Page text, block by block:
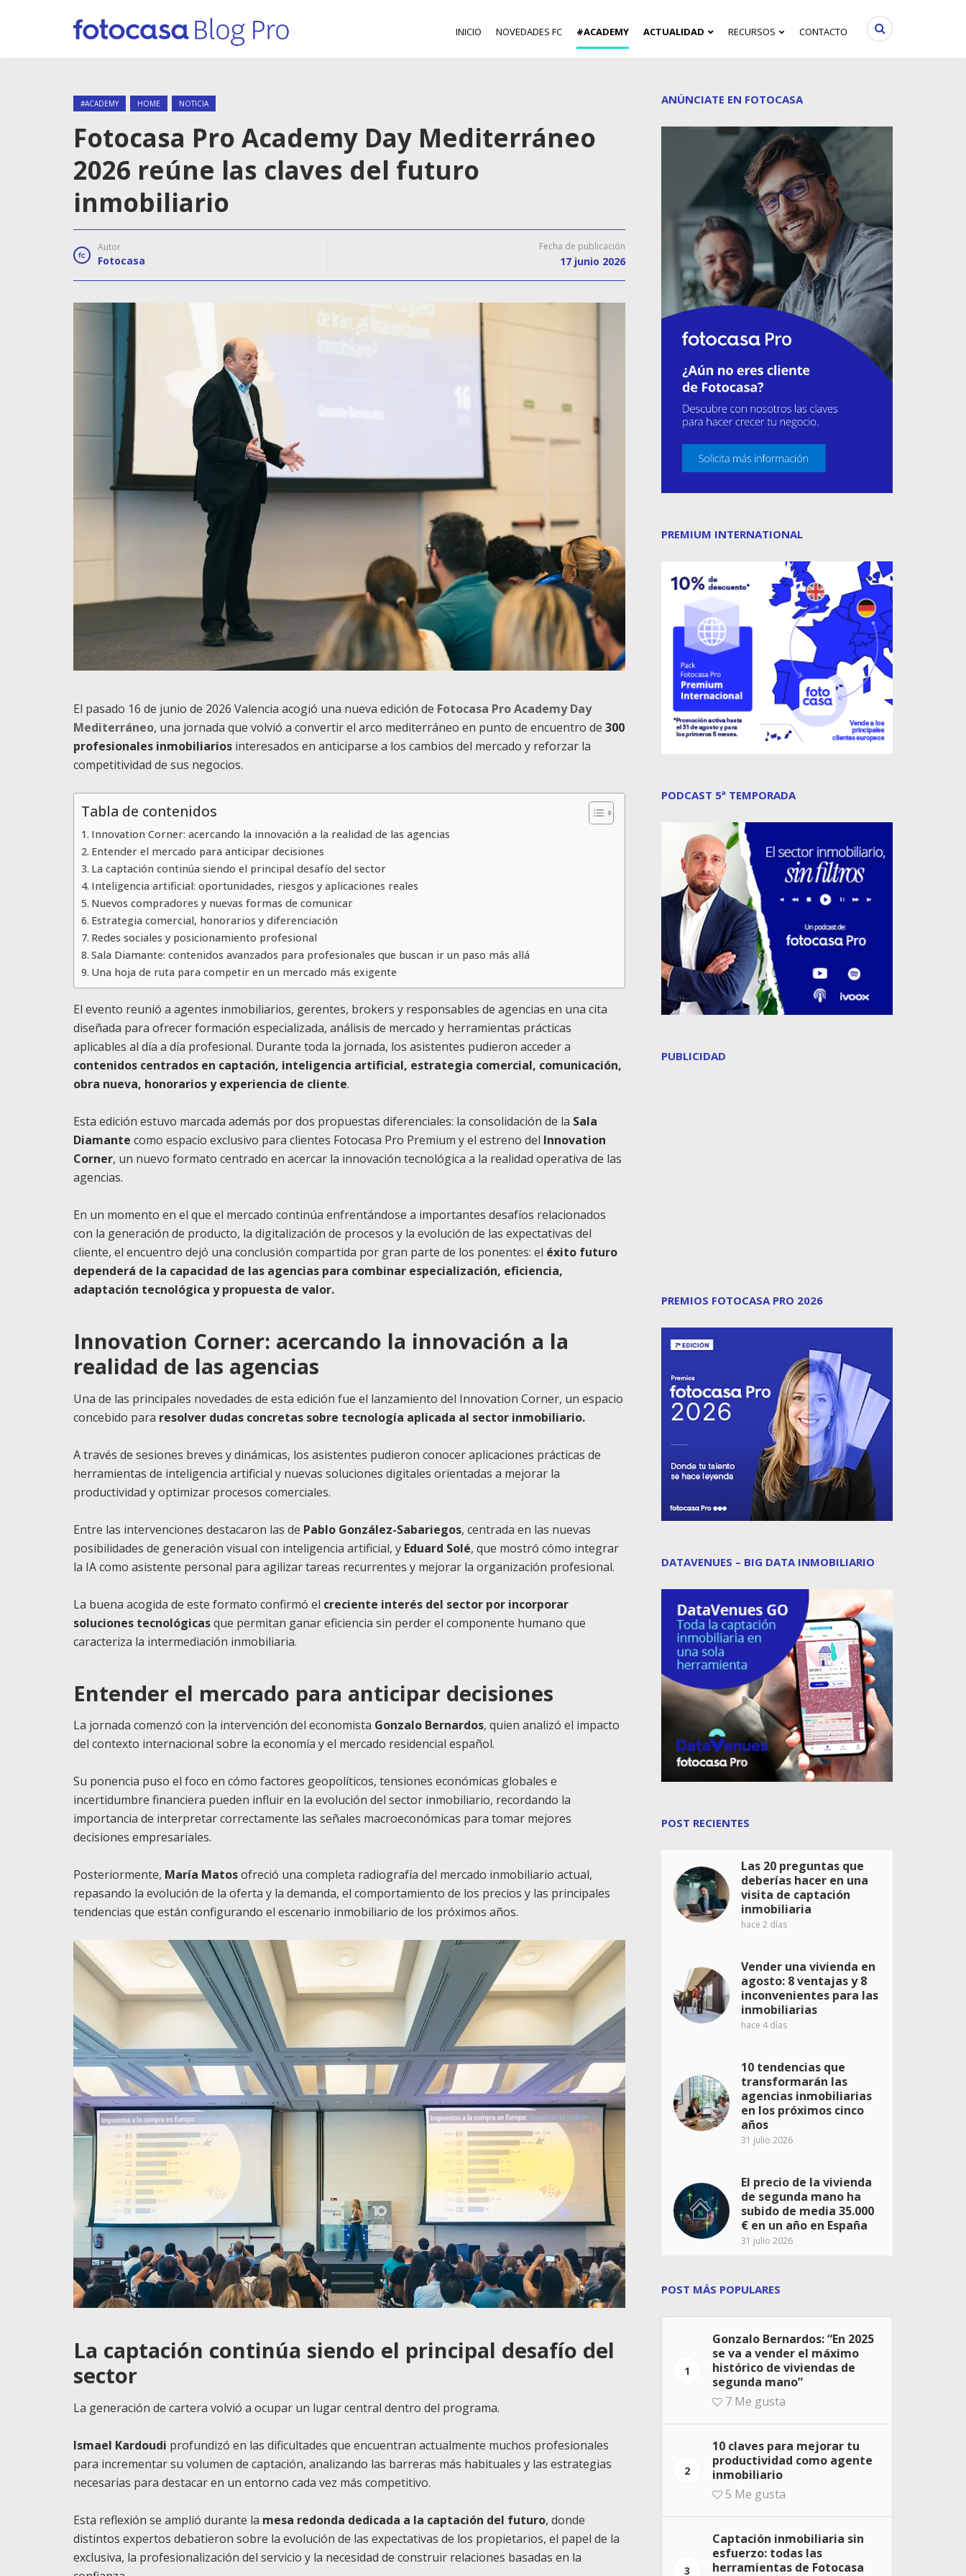
INICIO NOVEDADES FC #ACADEMY ACTUALIDAD RECURSOS CONTACTO
#ACADEMY HOME NOTICIA
Fotocasa Pro Academy Day Mediterráneo
2026 reúne las claves del futuro
inmobiliario
Autor
Fotocasa
Fecha de publicación
17 junio 2026
El pasado 16 de junio de 2026 Valencia acogió una nueva edición de Fotocasa Pro Academy Day
Mediterráneo, una jornada que volvió a convertir el arco mediterráneo en punto de encuentro de 300
profesionales inmobiliarios interesados en anticiparse a los cambios del mercado y reforzar la
competitividad de sus negocios.
Tabla de contenidos
Innovation Corner: acercando la innovación a la realidad de las agencias
Entender el mercado para anticipar decisiones
La captación continúa siendo el principal desafío del sector
Inteligencia artificial: oportunidades, riesgos y aplicaciones reales
Nuevos compradores y nuevas formas de comunicar
Estrategia comercial, honorarios y diferenciación
Redes sociales y posicionamiento profesional
Sala Diamante: contenidos avanzados para profesionales que buscan ir un paso más allá
Una hoja de ruta para competir en un mercado más exigente
El evento reunió a agentes inmobiliarios, gerentes, brokers y responsables de agencias en una cita
diseñada para ofrecer formación especializada, análisis de mercado y herramientas prácticas
aplicables al día a día profesional. Durante toda la jornada, los asistentes pudieron acceder a
contenidos centrados en captación, inteligencia artificial, estrategia comercial, comunicación,
obra nueva, honorarios y experiencia de cliente.
Esta edición estuvo marcada además por dos propuestas diferenciales: la consolidación de la Sala
Diamante como espacio exclusivo para clientes Fotocasa Pro Premium y el estreno del Innovation
Corner, un nuevo formato centrado en acercar la innovación tecnológica a la realidad operativa de las
agencias.
En un momento en el que el mercado continúa enfrentándose a importantes desafíos relacionados
con la generación de producto, la digitalización de procesos y la evolución de las expectativas del
cliente, el encuentro dejó una conclusión compartida por gran parte de los ponentes: el éxito futuro
dependerá de la capacidad de las agencias para combinar especialización, eficiencia,
adaptación tecnológica y propuesta de valor.
Innovation Corner: acercando la innovación a la
realidad de las agencias
Una de las principales novedades de esta edición fue el lanzamiento del Innovation Corner, un espacio
concebido para resolver dudas concretas sobre tecnología aplicada al sector inmobiliario.
A través de sesiones breves y dinámicas, los asistentes pudieron conocer aplicaciones prácticas de
herramientas de inteligencia artificial y nuevas soluciones digitales orientadas a mejorar la
productividad y optimizar procesos comerciales.
Entre las intervenciones destacaron las de Pablo González-Sabariegos, centrada en las nuevas
posibilidades de generación visual con inteligencia artificial, y Eduard Solé, que mostró cómo integrar
la IA como asistente personal para agilizar tareas recurrentes y mejorar la organización profesional.
La buena acogida de este formato confirmó el creciente interés del sector por incorporar
soluciones tecnológicasque permitan ganar eficiencia sin perder el componente humano que
caracteriza la intermediación inmobiliaria.
Entender el mercado para anticipar decisiones
La jornada comenzó con la intervención del economista Gonzalo Bernardos, quien analizó el impacto
del contexto internacional sobre la economía y el mercado residencial español.
Su ponencia puso el foco en cómo factores geopolíticos, tensiones económicas globales e
incertidumbre financiera pueden influir en la evolución del sector inmobiliario, recordando la
importancia de interpretar correctamente las señales macroeconómicas para tomar mejores
decisiones empresariales.
Posteriormente, María Matosofreció una completa radiografía del mercado inmobiliario actual,
repasando la evolución de la oferta y la demanda, el comportamiento de los precios y las principales
tendencias que están configurando el escenario inmobiliario de los próximos años.
La captación continúa siendo el principal desafío del
sector
La generación de cartera volvió a ocupar un lugar central dentro del programa.
Ismael Kardoudi profundizó en las dificultades que encuentran actualmente muchos profesionales
para incrementar su volumen de captación, analizando las barreras más habituales y las estrategias
necesarias para destacar en un entorno cada vez más competitivo.
Esta reflexión se amplió durante la mesa redonda dedicada a la captación del futuro, donde
distintos expertos debatieron sobre la evolución de las expectativas de los propietarios, el papel de la
exclusiva, la profesionalización del servicio y la necesidad de construir relaciones basadas en la
ANÚNCIATE EN FOTOCASA
PREMIUM INTERNATIONAL
PODCAST 5ª TEMPORADA
PUBLICIDAD
PREMIOS FOTOCASA PRO 2026
DATAVENUES – BIG DATA INMOBILIARIO
POST RECIENTES
Las 20 preguntas que
deberías hacer en una
visita de captación
inmobiliaria
hace 2 días
Vender una vivienda en
agosto: 8 ventajas y 8
inconvenientes para las
inmobiliarias
hace 4 días
10 tendencias que
transformarán las
agencias inmobiliarias
en los próximos cinco
años
31 julio 2026
El precio de la vivienda
de segunda mano ha
subido de media 35.000
€ en un año en España
31 julio 2026
POST MÁS POPULARES
1
Gonzalo Bernardos: “En 2025
se va a vender el máximo
histórico de viviendas de
segunda mano”
7 Me gusta
2
10 claves para mejorar tu
productividad como agente
inmobiliario
5 Me gusta
3
Captación inmobiliaria sin
esfuerzo: todas las
herramientas de Fotocasa